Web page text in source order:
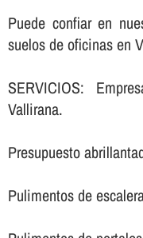
Puede confiar en
suelos de oficinas en
SERVICIOS:
Vallirana.
Presupuesto
Pulimentos de